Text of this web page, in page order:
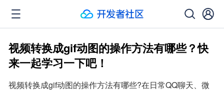
视频转换成gif动图的操作方法有哪些？快
来一起学习一下吧！
视频转换成gif动图的操作方法有哪些?在日常QQ聊天、微